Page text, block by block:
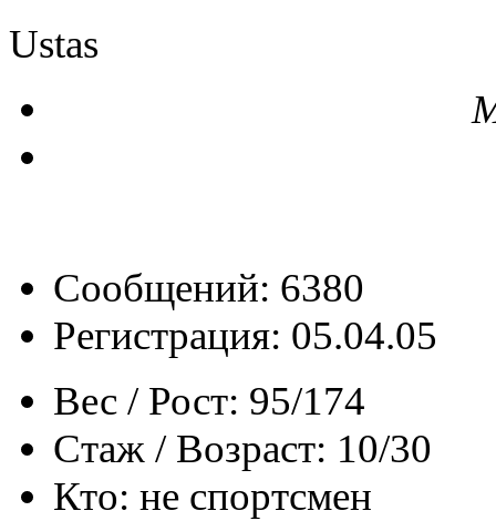
Ustas
Сообщений: 6380
Регистрация: 05.04.05
Вес / Рост: 95/174
Стаж / Возраст: 10/30
Кто: не спортсмен